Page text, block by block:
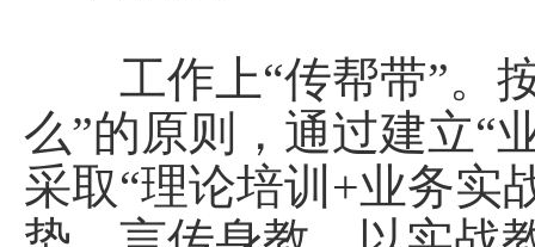
工作上“传帮带”。按
么”的原则，通过建立“
采取“理论培训+业务实